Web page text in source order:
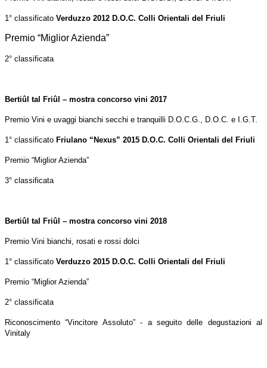
1° classificato Verduzzo 2012 D.O.C. Colli Orientali del Friuli
Premio “Miglior Azienda”
2° classificata
Bertiûl tal Friûl – mostra concorso vini 2017
Premio Vini e uvaggi bianchi secchi e tranquilli D.O.C.G., D.O.C. e I.G.T.
1° classificato Friulano “Nexus” 2015 D.O.C. Colli Orientali del Friuli
Premio “Miglior Azienda”
3° classificata
Bertiûl tal Friûl – mostra concorso vini 2018
Premio Vini bianchi, rosati e rossi dolci
1° classificato Verduzzo 2015 D.O.C. Colli Orientali del Friuli
Premio “Miglior Azienda”
2° classificata
Riconoscimento “Vincitore Assoluto” - a seguito delle degustazioni al
Vinitaly